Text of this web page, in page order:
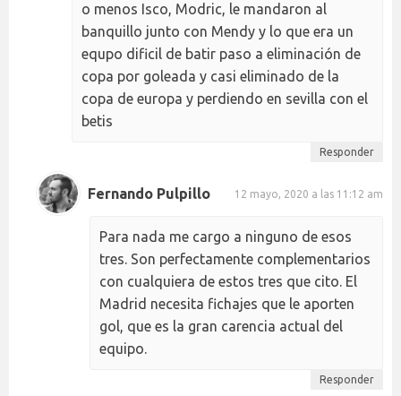
o menos Isco, Modric, le mandaron al
banquillo junto con Mendy y lo que era un
equpo dificil de batir paso a eliminación de
copa por goleada y casi eliminado de la
copa de europa y perdiendo en sevilla con el
betis
Responder
Fernando Pulpillo 12 mayo, 2020 a las 11:12 am
Para nada me cargo a ninguno de esos
tres. Son perfectamente complementarios
con cualquiera de estos tres que cito. El
Madrid necesita fichajes que le aporten
gol, que es la gran carencia actual del
equipo.
Responder